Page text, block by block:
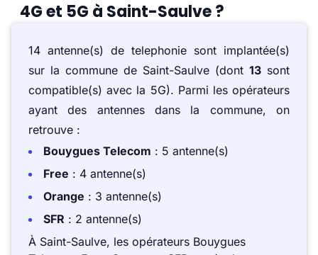
4G et 5G à Saint-Saulve ?
14 antenne(s) de telephonie sont implantée(s)
sur la commune de Saint-Saulve (dont 13 sont
compatible(s) avec la 5G). Parmi les opérateurs
ayant des antennes dans la commune, on
retrouve :
Bouygues Telecom : 5 antenne(s)
Free : 4 antenne(s)
Orange : 3 antenne(s)
SFR : 2 antenne(s)
À Saint-Saulve, les opérateurs Bouygues